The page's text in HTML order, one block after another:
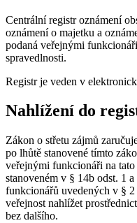
Centrální registr oznámení
oznámení o majetku a
podaná veřejnými
spravedlnosti.
Registr je veden v
Nahlížení do
Zákon o střetu zájmů
po lhůtě stanovené tímto
veřejnými funkcionáři na
stanoveném v § 14b odst. 1
funkcionářů uvedených v §
veřejnost nahlížet
bez dalšího.